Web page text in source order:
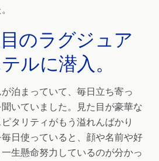
のラグジュア
ルに潜入。
泊まっていて、毎日立ち寄っ
いていました。見た目が豪華な
タリティがもう溢れんばかり
日使っていると、顔や名前や好
生懸命努力しているのが分かっ